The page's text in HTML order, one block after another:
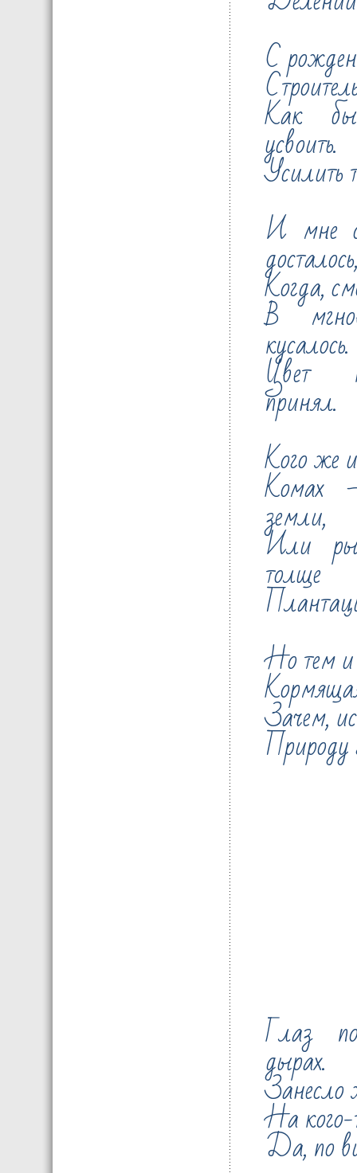
С
Как
усвоить.
Усилить
И мне
Когда,
В
кусалось.
Цвет
принял.
Кого же
Комах
земли,
Или
толще
Но тем и
Зачем,
Природу
Глаз
дырах.
На
Да, по